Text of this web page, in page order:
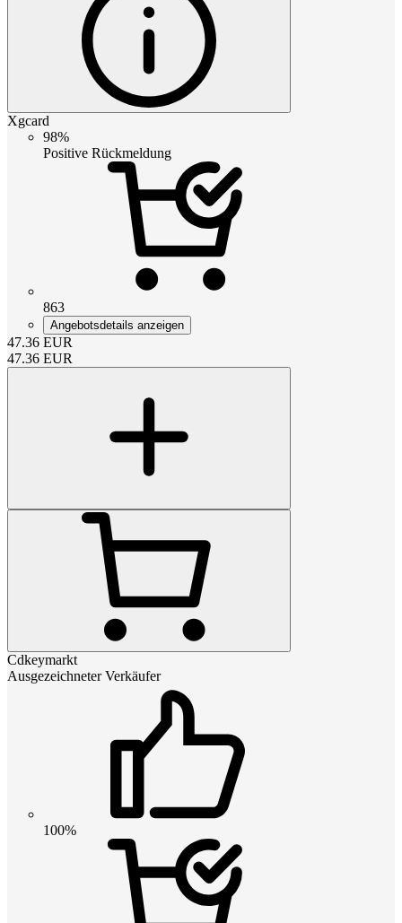
Xgcard
98%
Positive Rückmeldung
863
Angebotsdetails anzeigen
47.36 EUR
47.36 EUR
Cdkeymarkt
Ausgezeichneter Verkäufer
100%